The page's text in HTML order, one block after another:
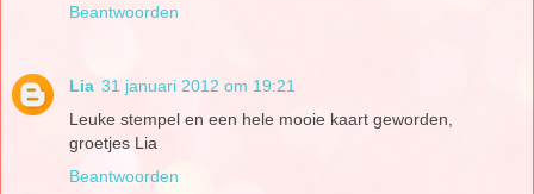
Beantwoorden
Lia 31 januari 2012 om 19:21
Leuke stempel en een hele mooie kaart geworden,
groetjes Lia
Beantwoorden